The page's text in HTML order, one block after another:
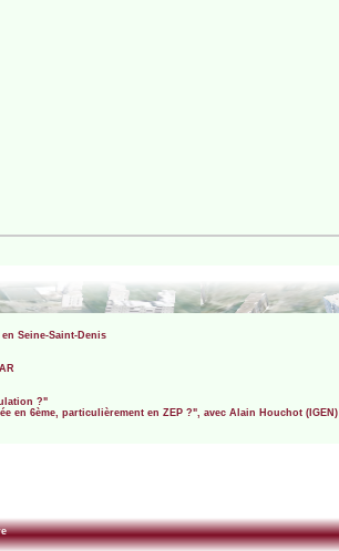
Seine-Saint-Denis
?"
en 6ème, particulièrement en ZEP ?", avec Alain Houchot (IGEN)